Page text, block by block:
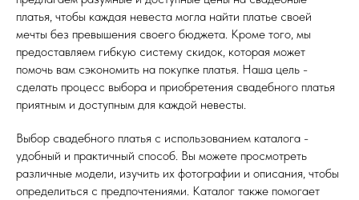
платья, чтобы каждая невеста могла найти платье своей
мечты без превышения своего бюджета. Кроме того, мы
предоставляем гибкую систему скидок, которая может
помочь вам сэкономить на покупке платья. Наша цель -
сделать процесс выбора и приобретения свадебного платья
приятным и доступным для каждой невесты.
Выбор свадебного платья с использованием каталога -
удобный и практичный способ. Вы можете просмотреть
различные модели, изучить их фотографии и описания, чтобы
определиться с предпочтениями. Каталог также помогает